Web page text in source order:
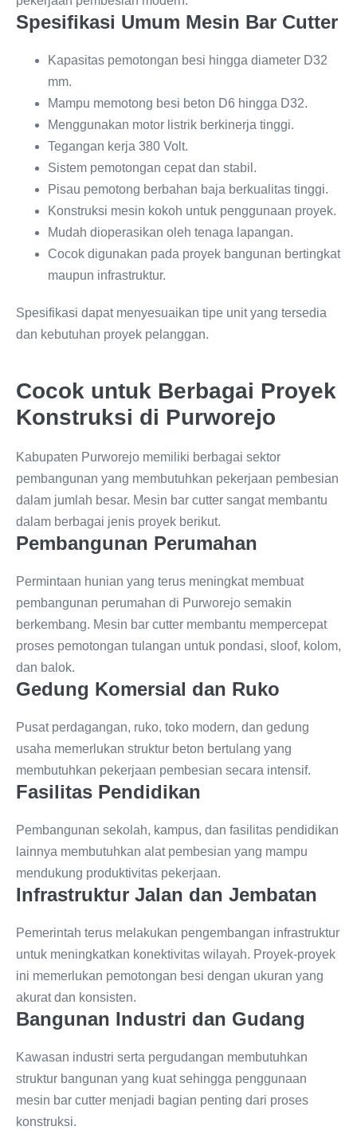
Spesifikasi Umum Mesin Bar Cutter
Kapasitas pemotongan besi hingga diameter D32
mm.
Mampu memotong besi beton D6 hingga D32.
Menggunakan motor listrik berkinerja tinggi.
Tegangan kerja 380 Volt.
Sistem pemotongan cepat dan stabil.
Pisau pemotong berbahan baja berkualitas tinggi.
Konstruksi mesin kokoh untuk penggunaan proyek.
Mudah dioperasikan oleh tenaga lapangan.
Cocok digunakan pada proyek bangunan bertingkat
maupun infrastruktur.
Spesifikasi dapat menyesuaikan tipe unit yang tersedia
dan kebutuhan proyek pelanggan.
Cocok untuk Berbagai Proyek
Konstruksi di Purworejo
Kabupaten Purworejo memiliki berbagai sektor
pembangunan yang membutuhkan pekerjaan pembesian
dalam jumlah besar. Mesin bar cutter sangat membantu
dalam berbagai jenis proyek berikut.
Pembangunan Perumahan
Permintaan hunian yang terus meningkat membuat
pembangunan perumahan di Purworejo semakin
berkembang. Mesin bar cutter membantu mempercepat
proses pemotongan tulangan untuk pondasi, sloof, kolom,
dan balok.
Gedung Komersial dan Ruko
Pusat perdagangan, ruko, toko modern, dan gedung
usaha memerlukan struktur beton bertulang yang
membutuhkan pekerjaan pembesian secara intensif.
Fasilitas Pendidikan
Pembangunan sekolah, kampus, dan fasilitas pendidikan
lainnya membutuhkan alat pembesian yang mampu
mendukung produktivitas pekerjaan.
Infrastruktur Jalan dan Jembatan
Pemerintah terus melakukan pengembangan infrastruktur
untuk meningkatkan konektivitas wilayah. Proyek-proyek
ini memerlukan pemotongan besi dengan ukuran yang
akurat dan konsisten.
Bangunan Industri dan Gudang
Kawasan industri serta pergudangan membutuhkan
struktur bangunan yang kuat sehingga penggunaan
mesin bar cutter menjadi bagian penting dari proses
konstruksi.